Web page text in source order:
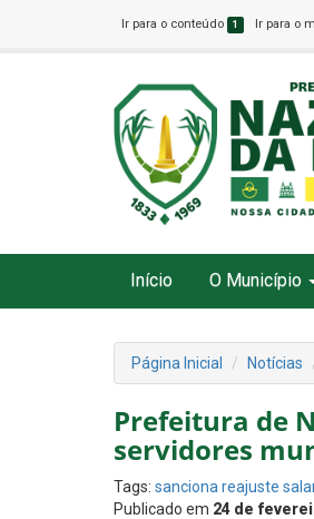
Ir para o conteúdo 1 Ir para o
Início O Município
Página Inicial Notícias
Prefeitura de
servidores
Tags: sanciona reajuste
Publicado em 24 de